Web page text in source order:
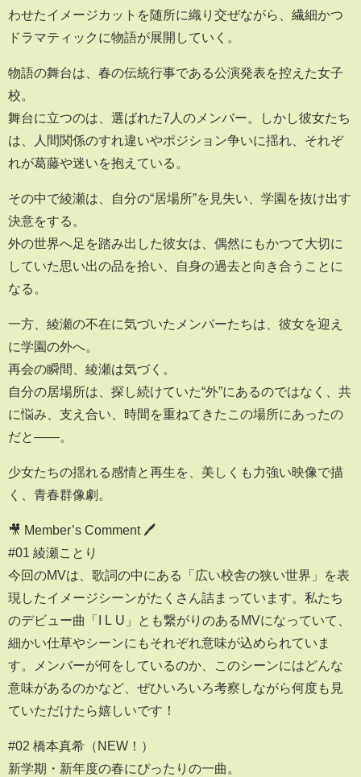
わせたイメージカットを随所に織り交ぜながら、繊細かつ
ドラマティックに物語が展開していく。
物語の舞台は、春の伝統行事である公演発表を控えた女子
校。
舞台に立つのは、選ばれた7人のメンバー。しかし彼女たち
は、人間関係のすれ違いやポジション争いに揺れ、それぞ
れが葛藤や迷いを抱えている。
その中で綾瀬は、自分の“居場所”を見失い、学園を抜け出す
決意をする。
外の世界へ足を踏み出した彼女は、偶然にもかつて大切に
していた思い出の品を拾い、自身の過去と向き合うことに
なる。
一方、綾瀬の不在に気づいたメンバーたちは、彼女を迎え
に学園の外へ。
再会の瞬間、綾瀬は気づく。
自分の居場所は、探し続けていた“外”にあるのではなく、共
に悩み、支え合い、時間を重ねてきたこの場所にあったの
だと――。
少女たちの揺れる感情と再生を、美しくも力強い映像で描
く、青春群像劇。
🎥 Member’s Comment 🖊
#01 綾瀬ことり
今回のMVは、歌詞の中にある「広い校舎の狭い世界」を表
現したイメージシーンがたくさん詰まっています。私たち
のデビュー曲「I L U」とも繋がりのあるMVになっていて、
細かい仕草やシーンにもそれぞれ意味が込められていま
す。メンバーが何をしているのか、このシーンにはどんな
意味があるのかなど、ぜひいろいろ考察しながら何度も見
ていただけたら嬉しいです！
#02 橋本真希（NEW！）
新学期・新年度の春にぴったりの一曲。